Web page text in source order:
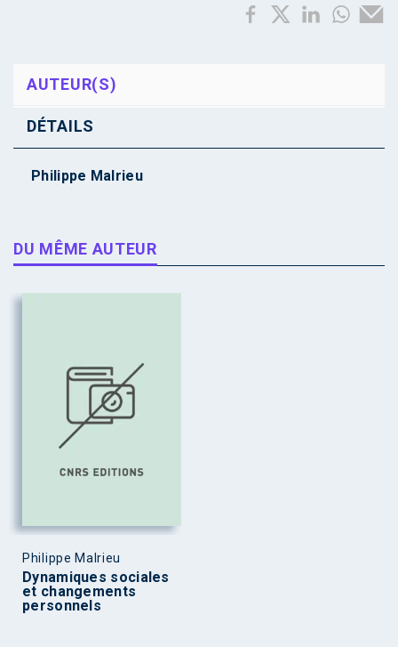
AUTEUR(S)
DÉTAILS
Philippe Malrieu
DU MÊME AUTEUR
Philippe Malrieu
Dynamiques sociales
et changements
personnels